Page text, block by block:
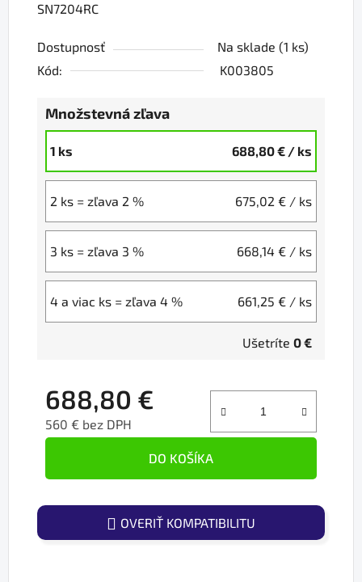
SN7204RC
Dostupnosť Na sklade (1 ks)
Kód:
K003805
Množstevná zľava
1 ks 688,80 € / ks
2 ks = zľava 2 % 675,02 € / ks
3 ks = zľava 3 % 668,14 € / ks
4 a viac ks = zľava 4 % 661,25 € / ks
Ušetríte 0 €
688,80 €
560 € bez DPH
DO KOŠÍKA
OVERIŤ KOMPATIBILITU